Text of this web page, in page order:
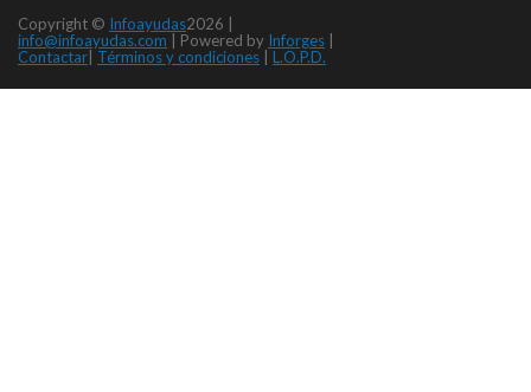
Copyright © Infoayudas2026 |
info@infoayudas.com
Powered by Inforges
Contactar Términos y condiciones L.O.P.D.